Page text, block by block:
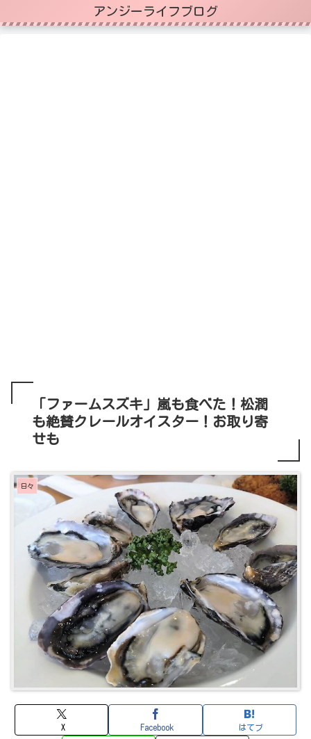
アンジーライフブログ
「ファームスズキ」嵐も食べた！松潤
も絶賛クレールオイスター！お取り寄
せも
日々
X Facebook はてブ